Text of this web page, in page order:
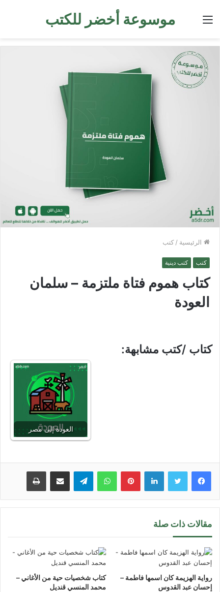
موسوعة أخضر للكتب القائمة
الرئيسية / كتب
كتب كتب دينية
كتاب هموم فتاة ملتزمة – سلمان
العودة
كتاب /كتب مشابهة:
العودة إلى مصر
لينكدإن بينتيريستواتساب تيلقرام مشاركة عبر البريد طباعة
مقالات ذات صلة
رواية الهزيمة كان اسمها فاطمة –
إحسان عبد القدوس
كتاب شخصيات حية من الأغاني –
محمد المنسي قنديل